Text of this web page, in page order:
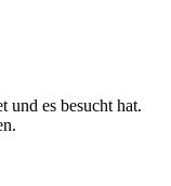
und es besucht hat.